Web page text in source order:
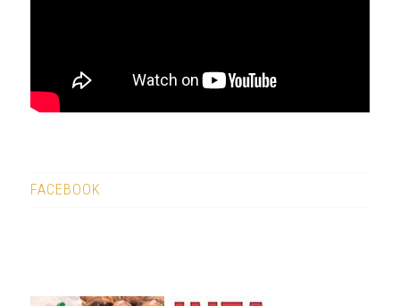
FACEBOOK